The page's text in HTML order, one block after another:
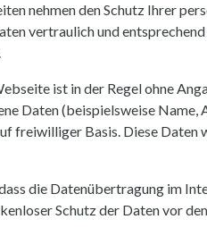
nehmen den Schutz Ihrer
vertraulich und
ist in der Regel ohne
Daten (beispielsweise
freiwilliger Basis. Diese
die Datenübertragung im
Schutz der Daten vor